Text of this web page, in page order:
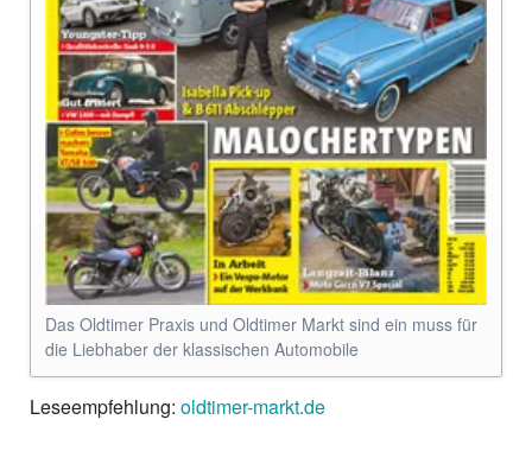
Das Oldtimer Praxis und Oldtimer Markt sind ein muss für
die Liebhaber der klassischen Automobile
Leseempfehlung: oldtimer-markt.de